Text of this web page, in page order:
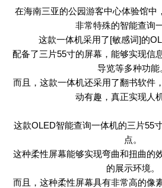
在海南三亚的公园游客中心体验馆中
非常特殊的智能查询
这款一体机采用了[敏感词]的
配备了三片55寸的屏幕，能够实现信
导览等多种功能
而且，这款一体机还采用了翻书软件
动有趣，真正实现人
这款OLED智能查询一体机的三片55
点。
这种柔性屏幕能够实现弯曲和扭曲的
的展示环境。
而且，这种柔性屏幕具有非常高的像